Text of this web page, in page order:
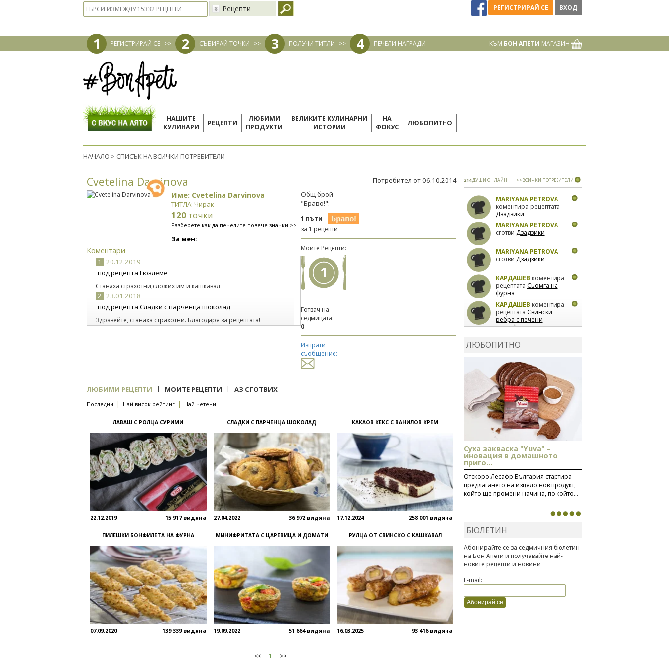
Рецепти РЕГИСТРИРАЙ СЕ ВХОД
1 РЕГИСТРИРАЙ СЕ >> 2 СЪБИРАЙ ТОЧКИ >> 3 ПОЛУЧИ ТИТЛИ >> 4 ПЕЧЕЛИ НАГРАДИ КЪМ БОН АПЕТИ МАГАЗИН
НАШИТЕ
КУЛИНАРИ
РЕЦЕПТИ
ЛЮБИМИ
ПРОДУКТИ
ВЕЛИКИТЕ КУЛИНАРНИ
ИСТОРИИ
НА
ФОКУС
ЛЮБОПИТНО
НАЧАЛО > СПИСЪК НА ВСИЧКИ ПОТРЕБИТЕЛИ
Cvetelina Darvinova Потребител от 06.10.2014
Име: Cvetelina Darvinova
ТИТЛА: Чирак
120 точки
Разберете как да печелите повече значки >>
За мен:
Коментари
1
20.12.2019
под рецепта Гюзлеме
Станаха страхотни,сложих им и кашкавал
2 23.01.2018
под рецепта Сладки с парченца шоколад
Здравейте, станаха страхотни. Благодаря за рецептата!
Общ брой
"Браво!":
1 пъти
за 1 рецепти
Моите Рецепти:
1
Готвач на
седмицата:
0
Изпрати
съобщение:
ЛЮБИМИ РЕЦЕПТИ | МОИТЕ РЕЦЕПТИ | АЗ СГОТВИХ
Последни | Най-висок рейтинг | Най-четени
ЛАВАШ С РОЛЦА СУРИМИ
22.12.2019 15 917 видяна
СЛАДКИ С ПАРЧЕНЦА ШОКОЛАД
27.04.2022 36 972 видяна
КАКАОВ КЕКС С ВАНИЛОВ КРЕМ
17.12.2024 258 001 видяна
ПИЛЕШКИ БОНФИЛЕТА НА ФУРНА
07.09.2020 139 339 видяна
МИНИФРИТАТА С ЦАРЕВИЦА И ДОМАТИ
19.09.2022 51 664 видяна
РУЛЦА ОТ СВИНСКО С КАШКАВАЛ
16.03.2025 93 416 видяна
<< 1 >>
214ДУШИ ОНЛАЙН >>ВСИЧКИ ПОТРЕБИТЕЛИ
MARIYANA PETROVA
коментира рецептата
Дзадзики
MARIYANA PETROVA
сготви Дзадзики
MARIYANA PETROVA
сготви Дзадзики
КАРДАШЕВ коментира
рецептата Сьомга на
фурна
КАРДАШЕВ коментира
рецептата Свински
ребра с печени
картофи
лимон
коментира рецептата
Киноа със зеленчуци
ЛЮБОПИТНО
Суха закваска "Yuva" –
иновация в домашното
приго...
Отскоро Лесафр България стартира
предлагането на изцяло нов продукт,
който ще промени начина, по който...
БЮЛЕТИН
Абонирайте се за седмичния бюлетин
на Бон Апети и получавайте най-
новите рецепти и новини
E-mail: